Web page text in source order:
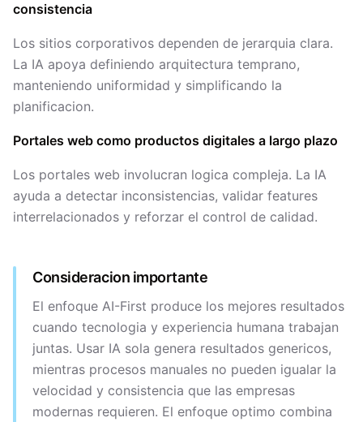
consistencia
Los sitios corporativos dependen de jerarquia clara.
La IA apoya definiendo arquitectura temprano,
manteniendo uniformidad y simplificando la
planificacion.
Portales web como productos digitales a largo plazo
Los portales web involucran logica compleja. La IA
ayuda a detectar inconsistencias, validar features
interrelacionados y reforzar el control de calidad.
Consideracion importante
El enfoque AI-First produce los mejores resultados
cuando tecnologia y experiencia humana trabajan
juntas. Usar IA sola genera resultados genericos,
mientras procesos manuales no pueden igualar la
velocidad y consistencia que las empresas
modernas requieren. El enfoque optimo combina